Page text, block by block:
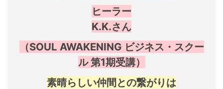
ヒーラー
K.K.さん
（SOUL AWAKENING ビジネス・スクー
ル 第1期受講）
素晴らしい仲間との繋がりは